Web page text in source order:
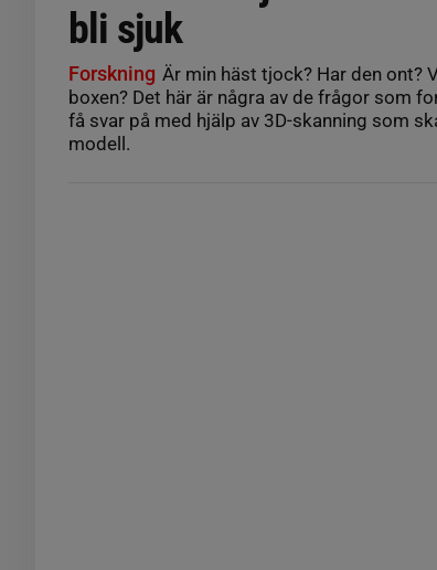
bli sjuk
Forskning Är min häst tjock? Har den ont?
boxen? Det här är några av de frågor som
få svar på med hjälp av 3D-skanning som
modell.